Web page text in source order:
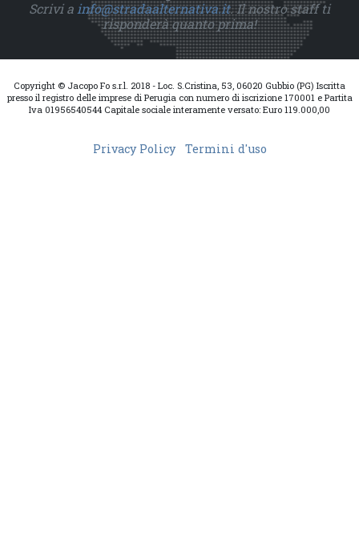
Scrivi a info@stradaalternativa.it. Il nostro staff ti
risponderà quanto prima!
Copyright © Jacopo Fo s.r.l. 2018 - Loc. S.Cristina, 53, 06020 Gubbio (PG) Iscritta
presso il registro delle imprese di Perugia con numero di iscrizione 170001 e Partita
Iva 01956540544 Capitale sociale interamente versato: Euro 119.000,00
Privacy Policy Termini d'uso